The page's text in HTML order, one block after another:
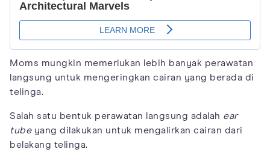
Moms mungkin memerlukan lebih banyak perawatan
langsung untuk mengeringkan cairan yang berada di
telinga.
Salah satu bentuk perawatan langsung adalah ear
tubeyang dilakukan untuk mengalirkan cairan dari
belakang telinga.